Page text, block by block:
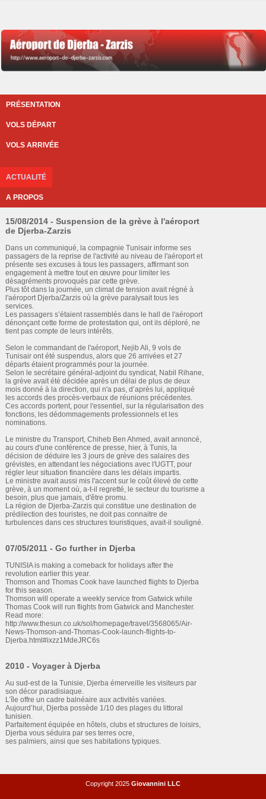
PRÉSENTATION
VOLS DÉPART
VOLS ARRIVÉE
ACTUALITÉ
A PROPOS
15/08/2014 - Suspension de la grève à l'aéroport
de Djerba-Zarzis
Dans un communiqué, la compagnie Tunisair informe ses
passagers de la reprise de l'activité au niveau de l'aéroport et
présente ses excuses à tous les passagers, affirmant son
engagement à mettre tout en œuvre pour limiter les
désagréments provoqués par cette grève.
Plus tôt dans la journée, un climat de tension avait régné à
l'aéroport Djerba/Zarzis où la grève paralysait tous les
services.
Les passagers s’étaient rassemblés dans le hall de l'aéroport
dénonçant cette forme de protestation qui, ont ils déploré, ne
tient pas compte de leurs intérêts.
Selon le commandant de l'aéroport, Nejib Ali, 9 vols de
Tunisair ont été suspendus, alors que 26 arrivées et 27
départs étaient programmés pour la journée.
Selon le secrétaire général-adjoint du syndicat, Nabil Rihane,
la grève avait été décidée après un délai de plus de deux
mois donné à la direction, qui n'a pas, d’après lui, appliqué
les accords des procès-verbaux de réunions précédentes.
Ces accords portent, pour l'essentiel, sur la régularisation des
fonctions, les dédommagements professionnels et les
nominations.
Le ministre du Transport, Chiheb Ben Ahmed, avait annoncé,
au cours d'une conférence de presse, hier, à Tunis, la
décision de déduire les 3 jours de grève des salaires des
grévistes, en attendant les négociations avec l'UGTT, pour
régler leur situation financière dans les délais impartis.
Le ministre avait aussi mis l'accent sur le coût élevé de cette
grève, à un moment où, a-t-il regretté, le secteur du tourisme a
besoin, plus que jamais, d'être promu.
La région de Djerba-Zarzis qui constitue une destination de
prédilection des touristes, ne doit pas connaitre de
turbulences dans ces structures touristiques, avait-il souligné.
07/05/2011 - Go further in Djerba
TUNISIA is making a comeback for holidays after the
revolution earlier this year.
Thomson and Thomas Cook have launched flights to Djerba
for this season.
Thomson will operate a weekly service from Gatwick while
Thomas Cook will run flights from Gatwick and Manchester.
Read more:
http://www.thesun.co.uk/sol/homepage/travel/3568065/Air-
News-Thomson-and-Thomas-Cook-launch-flights-to-
Djerba.html#ixzz1MdeJRC6s
2010 - Voyager à Djerba
Au sud-est de la Tunisie, Djerba émerveille les visiteurs par
son décor paradisiaque.
L’île offre un cadre balnéaire aux activités variées.
Aujourd’hui, Djerba possède 1/10 des plages du littoral
tunisien.
Parfaitement équipée en hôtels, clubs et structures de loisirs,
Djerba vous séduira par ses terres ocre,
ses palmiers, ainsi que ses habitations typiques.
Copyright 2025 Giovannini LLC